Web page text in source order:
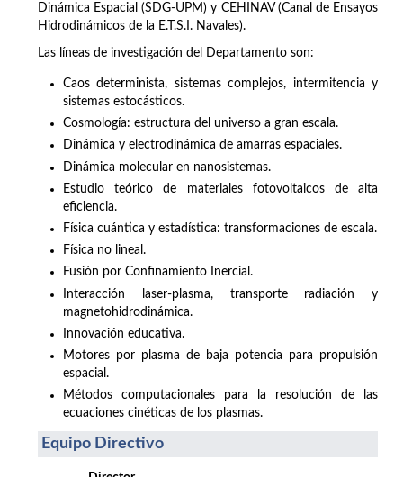
Dinámica Espacial (SDG-UPM) y CEHINAV (Canal de Ensayos
Hidrodinámicos de la E.T.S.I. Navales).
Las líneas de investigación del Departamento son:
Caos determinista, sistemas complejos, intermitencia y
sistemas estocásticos.
Cosmología: estructura del universo a gran escala.
Dinámica y electrodinámica de amarras espaciales.
Dinámica molecular en nanosistemas.
Estudio teórico de materiales fotovoltaicos de alta
eficiencia.
Física cuántica y estadística: transformaciones de escala.
Física no lineal.
Fusión por Confinamiento Inercial.
Interacción laser-plasma, transporte radiación y
magnetohidrodinámica.
Innovación educativa.
Motores por plasma de baja potencia para propulsión
espacial.
Métodos computacionales para la resolución de las
ecuaciones cinéticas de los plasmas.
Equipo Directivo